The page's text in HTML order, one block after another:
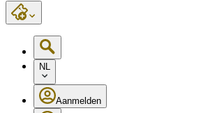
NL
Aanmelden